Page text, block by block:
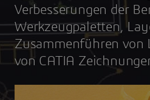
Verbesserungen der
Werkzeugpaletten,
Zusammenführen von
von CATIA